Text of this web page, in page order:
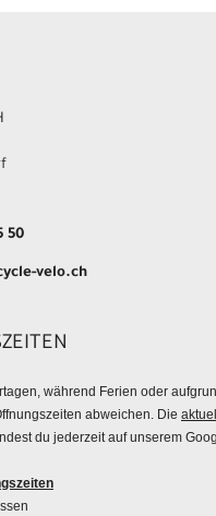
50
velo.ch
während Ferien oder
abweichen. Die
du jederzeit auf unserem